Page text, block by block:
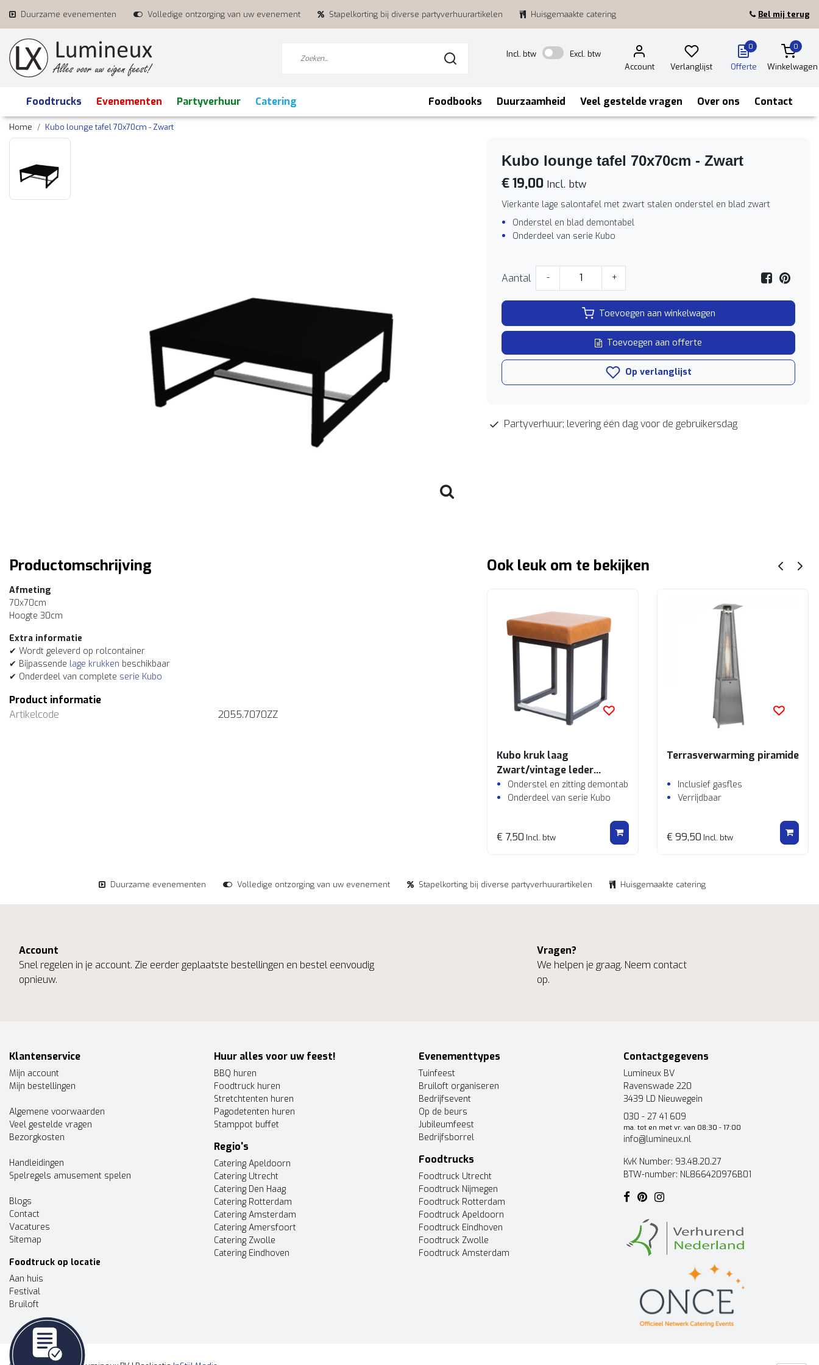
Duurzame evenementen Volledige ontzorging van uw evenement Stapelkorting bij diverse partyverhuurartikelen Huisgemaakte catering Bel mij terug
Incl. btw
Excl. btw
Account
Verlanglijst
0
Offerte
0
Winkelwagen
Foodtrucks Evenementen Partyverhuur Catering Foodbooks Duurzaamheid Veel gestelde vragen Over ons Contact
Home Kubo lounge tafel 70x70cm - Zwart
Kubo lounge tafel 70x70cm - Zwart
€ 19,00 Incl. btw
Vierkante lage salontafel met zwart stalen onderstel en blad zwart
Onderstel en blad demontabel
Onderdeel van serie Kubo
Aantal - +
Toevoegen aan winkelwagen
Toevoegen aan offerte
Op verlanglijst
Partyverhuur; levering één dag voor de gebruikersdag
Productomschrijving
Afmeting
70x70cm
Hoogte 30cm
Extra informatie
✔ Wordt geleverd op rolcontainer
✔ Bijpassende lage krukken beschikbaar
✔ Onderdeel van complete serie Kubo
Product informatie
Artikelcode
2055.7070ZZ
Ook leuk om te bekijken
Kubo kruk laag
Zwart/vintage leder
cognac
Onderstel en zitting demontabel
Onderdeel van serie Kubo
€ 7,50 Incl. btw
Terrasverwarming piramide
Inclusief gasfles
Verrijdbaar
€ 99,50 Incl. btw
Duurzame evenementen Volledige ontzorging van uw evenement Stapelkorting bij diverse partyverhuurartikelen Huisgemaakte catering
Account
Snel regelen in je account. Zie eerder geplaatste bestellingen en bestel eenvoudig
opnieuw.
Vragen?
We helpen je graag. Neem contact
op.
Klantenservice
Mijn account
Mijn bestellingen
Algemene voorwaarden
Veel gestelde vragen
Bezorgkosten
Handleidingen
Spelregels amusement spelen
Blogs
Contact
Vacatures
Sitemap
Foodtruck op locatie
Aan huis
Festival
Bruiloft
Huur alles voor uw feest!
BBQ huren
Foodtruck huren
Stretchtenten huren
Pagodetenten huren
Stamppot buffet
Regio's
Catering Apeldoorn
Catering Utrecht
Catering Den Haag
Catering Rotterdam
Catering Amsterdam
Catering Amersfoort
Catering Zwolle
Catering Eindhoven
Evenementtypes
Tuinfeest
Bruiloft organiseren
Bedrijfsevent
Op de beurs
Jubileumfeest
Bedrijfsborrel
Foodtrucks
Foodtruck Utrecht
Foodtruck Nijmegen
Foodtruck Rotterdam
Foodtruck Apeldoorn
Foodtruck Eindhoven
Foodtruck Zwolle
Foodtruck Amsterdam
Contactgegevens
Lumineux BV
Ravenswade 220
3439 LD Nieuwegein
030 - 27 41 609
ma. tot en met vr. van 08:30 - 17:00
info@lumineux.nl
KvK Number: 93.48.20.27
BTW-number: NL866420976B01